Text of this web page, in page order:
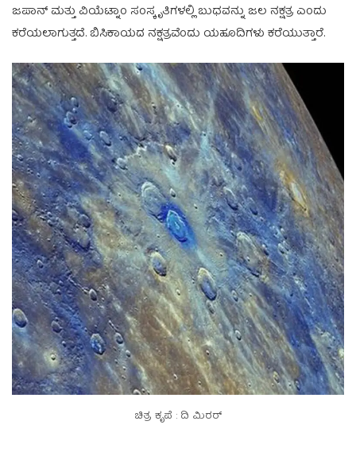
ಜಪಾನ್ ಮತ್ತು ವಿಯೆಟ್ನಾಂ ಸಂಸ್ಕೃತಿಗಳಲ್ಲಿ ಬುಧವನ್ನು ಜಲ ನಕ್ಷತ್ರ ಎಂದು
ಕರೆಯಲಾಗುತ್ತದೆ. ಬಿಸಿಕಾಯದ ನಕ್ಷತ್ರವೆಂದು ಯಹೂದಿಗಳು ಕರೆಯುತ್ತಾರೆ.
ಚಿತ್ರ ಕೃಪೆ : ದಿ ಮಿರರ್